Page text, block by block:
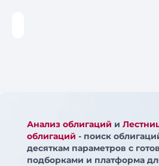
Анализ облигаций и
облигаций - поиск
десяткам параметров с
подборками и платформа